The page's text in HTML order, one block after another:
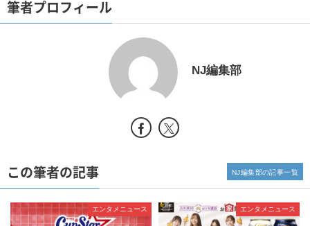
筆者プロフィール
NJ編集部
この筆者の記事
エンタメニュース エンタメニュース
NJ編集部の記事一覧